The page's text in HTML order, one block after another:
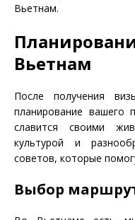
Вьетнам.
Вьетнам
После получения
планирование вашего
славится своими
культурой и
советов, которые
Выбор